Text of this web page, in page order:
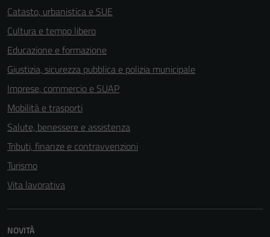
Catasto, urbanistica e SUE
Cultura e tempo libero
Educazione e formazione
Giustizia, sicurezza pubblica e polizia municipale
Imprese, commercio e SUAP
Mobilità e trasporti
Salute, benessere e assistenza
Tributi, finanze e contravvenzioni
Turismo
Vita lavorativa
NOVITÀ